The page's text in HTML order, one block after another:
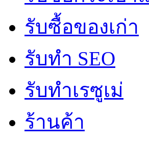
รับซื้อของเก่า
รับทำ SEO
รับทำเรซูเม่
ร้านค้า